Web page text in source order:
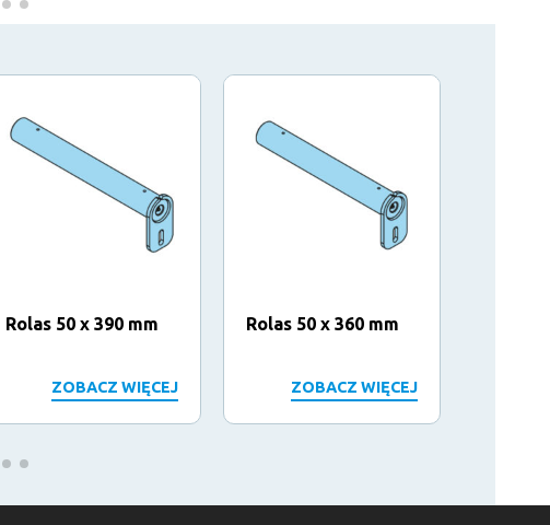
Rolas 50 x 390 mm
ZOBACZ WIĘCEJ
Rolas 50 x 360 mm
ZOBACZ WIĘCEJ